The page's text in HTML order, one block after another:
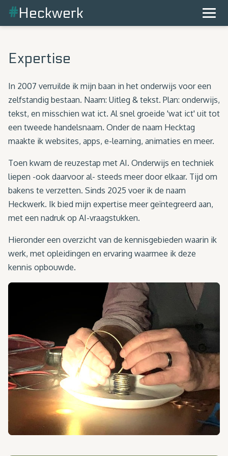
#Heckwerk
Expertise
In 2007 verruilde ik mijn baan in het onderwijs voor een
zelfstandig bestaan. Naam: Uitleg & tekst. Plan: onderwijs,
tekst, en misschien wat ict. Al snel groeide 'wat ict' uit tot
een tweede handelsnaam. Onder de naam Hecktag
maakte ik websites, apps, e-learning, animaties en meer.
Toen kwam de reuzestap met AI. Onderwijs en techniek
liepen -ook daarvoor al- steeds meer door elkaar. Tijd om
bakens te verzetten. Sinds 2025 voer ik de naam
Heckwerk. Ik bied mijn expertise meer geïntegreerd aan,
met een nadruk op AI-vraagstukken.
Hieronder een overzicht van de kennisgebieden waarin ik
werk, met opleidingen en ervaring waarmee ik deze
kennis opbouwde.